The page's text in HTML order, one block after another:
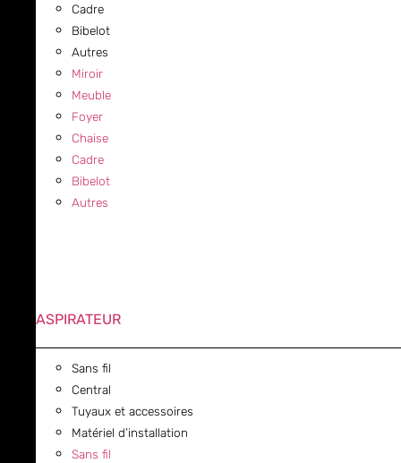
Cadre
Bibelot
Autres
Miroir
Meuble
Foyer
Chaise
Cadre
Bibelot
Autres
ASPIRATEUR
Sans fil
Central
Tuyaux et accessoires
Matériel d’installation
Sans fil